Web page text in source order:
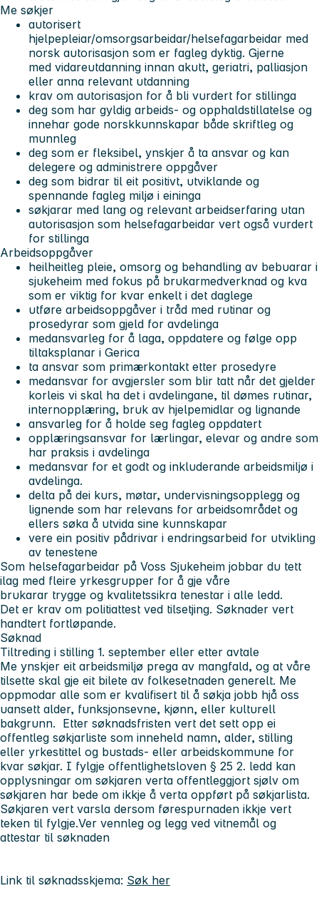
Me søkjer
autorisert
hjelpepleiar/omsorgsarbeidar/helsefagarbeidar med
norsk autorisasjon som er fagleg dyktig. Gjerne
med vidareutdanning innan akutt, geriatri, palliasjon
eller anna relevant utdanning
krav om autorisasjon for å bli vurdert for stillinga
deg som har gyldig arbeids- og opphaldstillatelse og
innehar gode norskkunnskapar både skriftleg og
munnleg
deg som er fleksibel, ynskjer å ta ansvar og kan
delegere og administrere oppgåver
deg som bidrar til eit positivt, utviklande og
spennande fagleg miljø i eininga
søkjarar med lang og relevant arbeidserfaring utan
autorisasjon som helsefagarbeidar vert også vurdert
for stillinga
Arbeidsoppgåver
heilheitleg pleie, omsorg og behandling av bebuarar i
sjukeheim med fokus på brukarmedverknad og kva
som er viktig for kvar enkelt i det daglege
utføre arbeidsoppgåver i tråd med rutinar og
prosedyrar som gjeld for avdelinga
medansvarleg for å laga, oppdatere og følge opp
tiltaksplanar i Gerica
ta ansvar som primærkontakt etter prosedyre
medansvar for avgjersler som blir tatt når det gjelder
korleis vi skal ha det i avdelingane, til dømes rutinar,
internopplæring, bruk av hjelpemidlar og lignande
ansvarleg for å holde seg fagleg oppdatert
opplæringsansvar for lærlingar, elevar og andre som
har praksis i avdelinga
medansvar for et godt og inkluderande arbeidsmiljø i
avdelinga.
delta på dei kurs, møtar, undervisningsopplegg og
lignende som har relevans for arbeidsområdet og
ellers søka å utvida sine kunnskapar
vere ein positiv pådrivar i endringsarbeid for utvikling
av tenestene
Som helsefagarbeidar på Voss Sjukeheim jobbar du tett
ilag med fleire yrkesgrupper for å gje våre
brukarar trygge og kvalitetssikra tenestar i alle ledd.
Det er krav om politiattest ved tilsetjing. Søknader vert
handtert fortløpande.
Søknad
Tiltreding i stilling 1. september eller etter avtale
Me ynskjer eit arbeidsmiljø prega av mangfald, og at våre
tilsette skal gje eit bilete av folkesetnaden generelt. Me
oppmodar alle som er kvalifisert til å søkja jobb hjå oss
uansett alder, funksjonsevne, kjønn, eller kulturell
bakgrunn. Etter søknadsfristen vert det sett opp ei
offentleg søkjarliste som inneheld namn, alder, stilling
eller yrkestittel og bustads- eller arbeidskommune for
kvar søkjar. I fylgje offentlighetsloven § 25 2. ledd kan
opplysningar om søkjaren verta offentleggjort sjølv om
søkjaren har bede om ikkje å verta oppført på søkjarlista.
Søkjaren vert varsla dersom førespurnaden ikkje vert
teken til fylgje.Ver vennleg og legg ved vitnemål og
attestar til søknaden
Link til søknadsskjema: Søk her